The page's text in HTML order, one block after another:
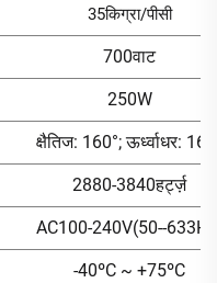
35किग्रा/पीसी
700वाट
250W
क्षैतिज: 160°; ऊर्ध्वाधर:
2880-3840हर्ट्ज़
AC100-240V(50--
-40ºC ~ +75ºC